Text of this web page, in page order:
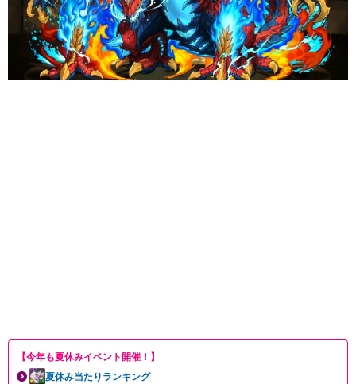
【今年も夏休みイベント開催！】
夏休み当たりランキング